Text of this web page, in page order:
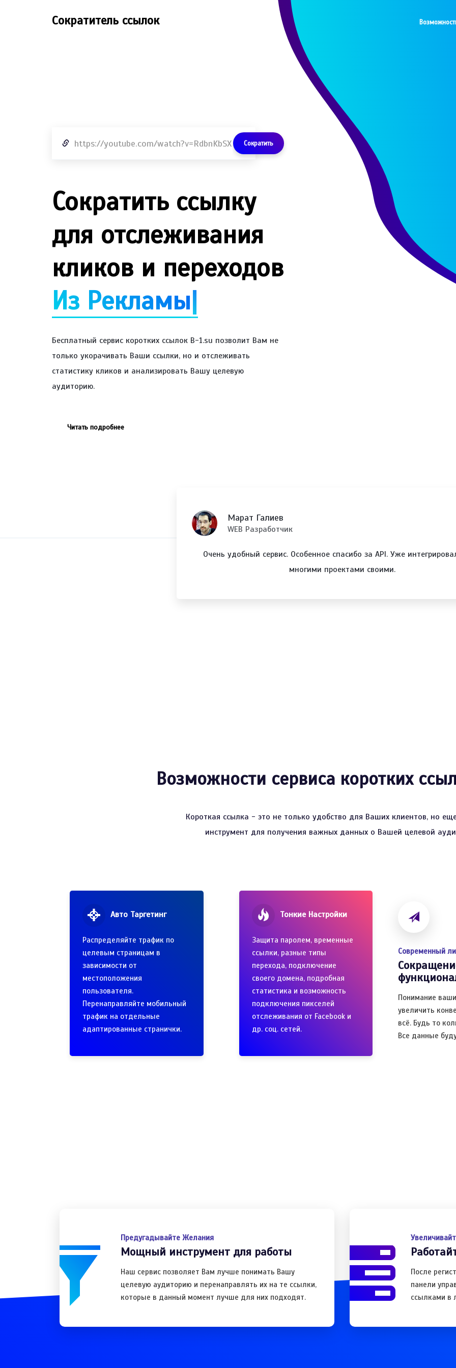
Сократитель ссылок
Сократить
Сократить ссылку
для отслеживания
кликов и переходов
Из Рек|
Бесплатный сервис коротких ссылок B-1.su позволит Вам не
только укорачивать Ваши ссылки, но и отслеживать
статистику кликов и анализировать Вашу целевую
аудиторию.
Читать подробнее
Марат Галиев
WEB Разработчик
Очень удобный сервис. Особенное спасибо за API. Уже
многими проектами своими.
Возможности сервиса коротких
Короткая ссылка - это не только удобство для Ваших клиентов, но
инструмент для получения важных данных о Вашей целевой
Авто Таргетинг
Распределяйте трафик по
целевым страницам в
зависимости от
местоположения
пользователя.
Перенаправляйте мобильный
трафик на отдельные
адаптированные странички.
Тонкие Настройки
Защита паролем, временные
ссылки, разные типы
перехода, подключение
своего домена, подробная
статистика и возможность
подключения пикселей
отслеживания от Facebook и
др. соц. сетей.
Современный
Понимание
увеличить
всё. Будь то
Все данные
Предугадывайте Желания
Мощный инструмент для работы
Наш сервис позволяет Вам лучше понимать Вашу
целевую аудиторию и перенаправлять их на те ссылки,
которые в данный момент лучше для них подходят.
После
панели
ссылками в